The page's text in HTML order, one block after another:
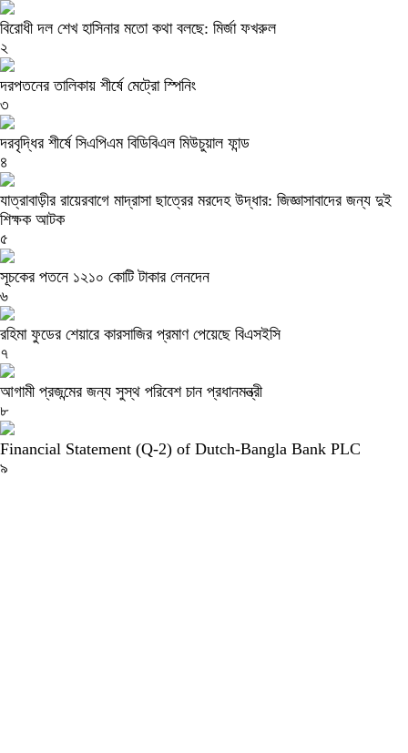
বিরোধী দল শেখ হাসিনার মতো কথা বলছে: মির্জা ফখরুল
২
দরপতনের তালিকায় শীর্ষে মেট্রো স্পিনিং
৩
দরবৃদ্ধির শীর্ষে সিএপিএম বিডিবিএল মিউচুয়াল ফান্ড
৪
যাত্রাবাড়ীর রায়েরবাগে মাদ্রাসা ছাত্রের মরদেহ উদ্ধার: জিজ্ঞাসাবাদের জন্য দুই
শিক্ষক আটক
৫
সূচকের পতনে ১২১০ কোটি টাকার লেনদেন
৬
রহিমা ফুডের শেয়ারে কারসাজির প্রমাণ পেয়েছে বিএসইসি
৭
আগামী প্রজন্মের জন্য সুস্থ পরিবেশ চান প্রধানমন্ত্রী
৮
Financial Statement (Q-2) of Dutch-Bangla Bank PLC
৯